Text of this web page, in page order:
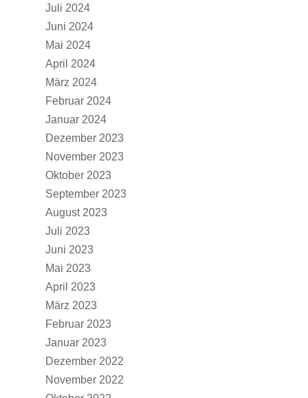
Juli 2024
Juni 2024
Mai 2024
April 2024
März 2024
Februar 2024
Januar 2024
Dezember 2023
November 2023
Oktober 2023
September 2023
August 2023
Juli 2023
Juni 2023
Mai 2023
April 2023
März 2023
Februar 2023
Januar 2023
Dezember 2022
November 2022